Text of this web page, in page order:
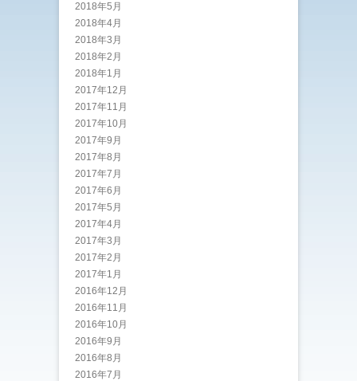
2018年5月
2018年4月
2018年3月
2018年2月
2018年1月
2017年12月
2017年11月
2017年10月
2017年9月
2017年8月
2017年7月
2017年6月
2017年5月
2017年4月
2017年3月
2017年2月
2017年1月
2016年12月
2016年11月
2016年10月
2016年9月
2016年8月
2016年7月